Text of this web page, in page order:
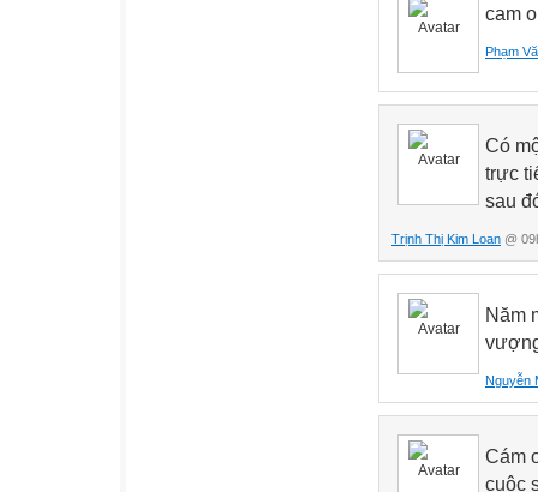
cam
Phạm
Có
trực
sau
Trịnh Thị Kim Loan @
Năm
Nguyễn
Cám
cuộc